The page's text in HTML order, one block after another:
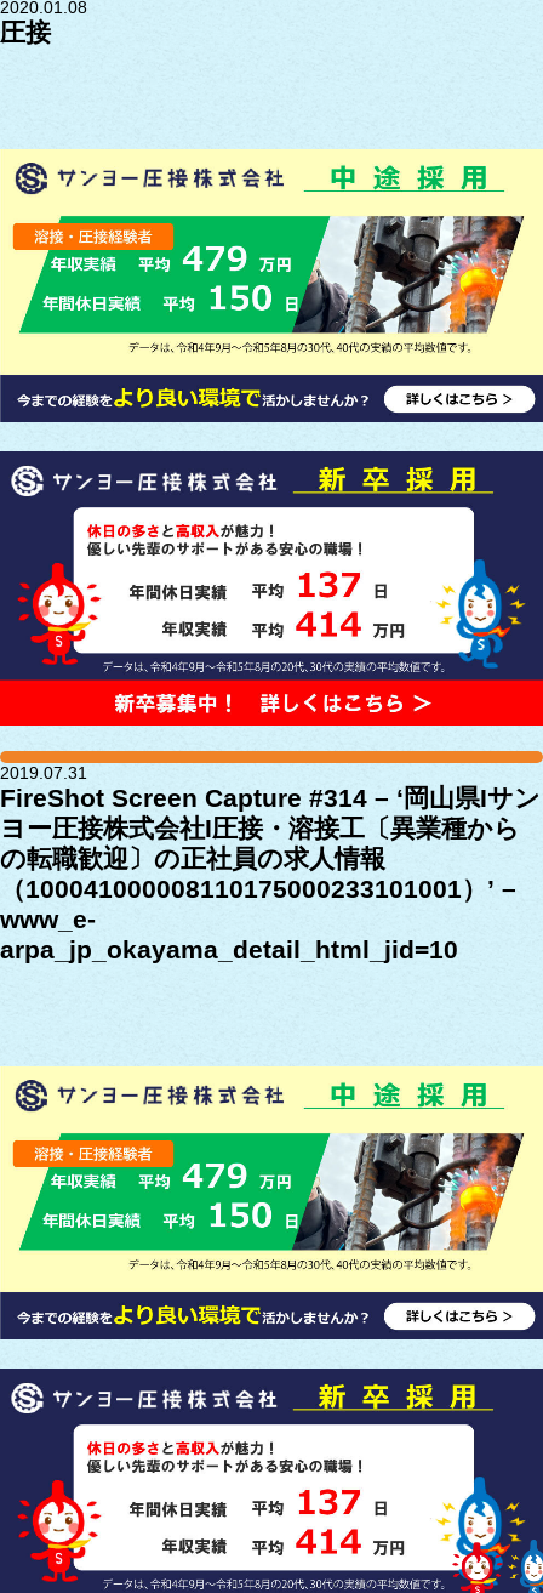
2020.01.08
圧接
2019.07.31
FireShot Screen Capture #314 – ‘岡山県Iサン
ヨー圧接株式会社I圧接・溶接工〔異業種から
の転職歓迎〕の正社員の求人情報
（100041000008110175000233101001）’ –
www_e-
arpa_jp_okayama_detail_html_jid=10